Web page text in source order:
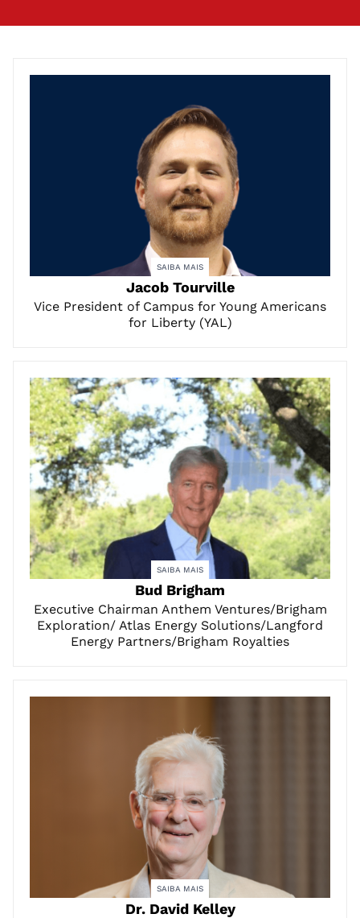
SAIBA MAIS
Jacob Tourville
Vice President of Campus for Young Americans
for Liberty (YAL)
SAIBA MAIS
Bud Brigham
Executive Chairman Anthem Ventures/Brigham
Exploration/ Atlas Energy Solutions/Langford
Energy Partners/Brigham Royalties
SAIBA MAIS
Dr. David Kelley